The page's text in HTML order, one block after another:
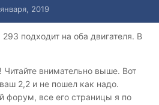
2019
подходит на оба двигателя. В
внимательно выше. Вот
2,2 и не пошел как надо.
форум, все его страницы я по